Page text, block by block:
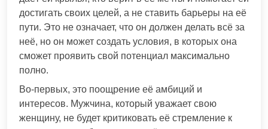
достигать своих целей, а не ставить барьеры на её
пути. Это не означает, что он должен делать всё за
неё, но он может создать условия, в которых она
сможет проявить свой потенциал максимально
полно.
Во-первых, это поощрение её амбиций и
интересов. Мужчина, который уважает свою
женщину, не будет критиковать её стремление к